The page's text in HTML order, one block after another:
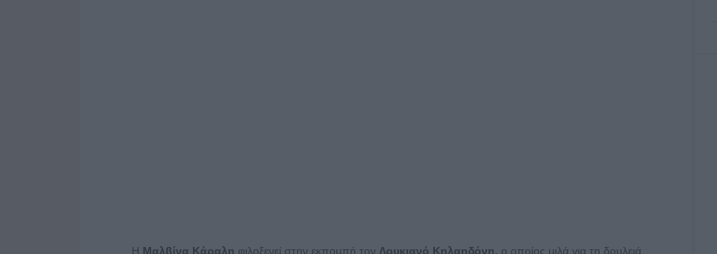
Η Μαλβίνα Κάραλη φιλοξενεί στην εκπομπή τον Λουκιανό Κηλαηδόνη, ο οποίος μιλά για τη δουλειά